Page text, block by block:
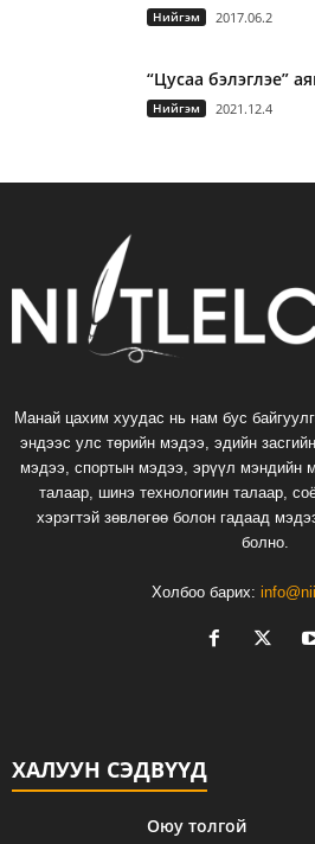
Нийгэм 2017.06.2
“Цусаа бэлэглэе”
Нийгэм 2021.12.4
Манай цахим хуудас нь нам бус
эндээс улс төрийн мэдээ, эдийн
мэдээ, спортын мэдээ, эрүүл мэндийн
талаар, шинэ технологиин талаар,
хэрэгтэй зөвлөгөө болон гадаад
болно.
Холбоо барих:
ХАЛУУН СЭДВҮҮД
Оюу толгой